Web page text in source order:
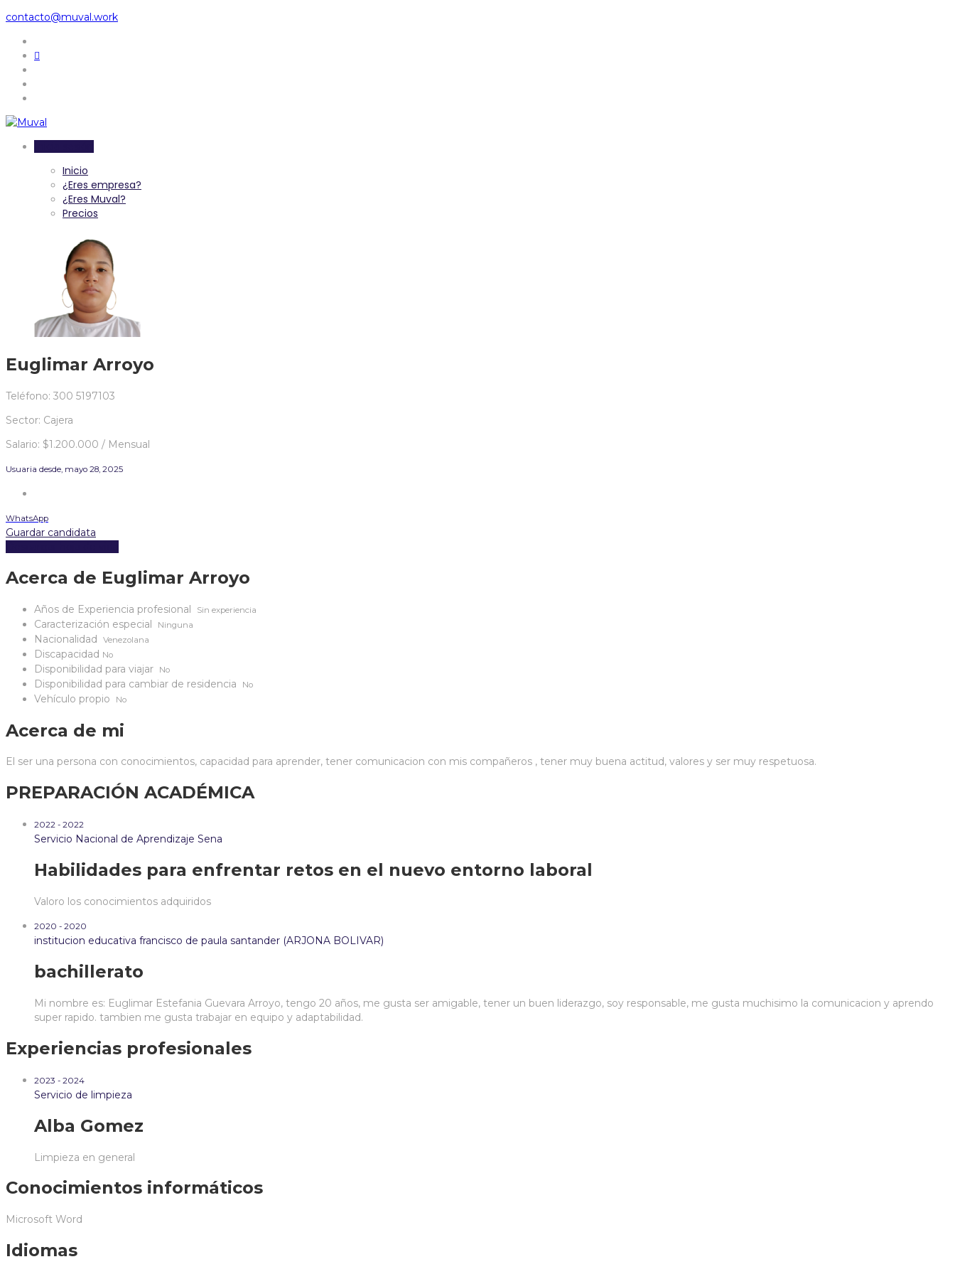
contacto@muval.work
Inicio
¿Eres empresa?
¿Eres Muval?
Precios
Euglimar Arroyo
Teléfono: 300 5197103
Sector: Cajera
Salario: $1.200.000 / Mensual
Usuaria desde, mayo 28, 2025
WhatsApp
Guardar candidata
Acerca de Euglimar Arroyo
Años de Experiencia profesional Sin experiencia
Caracterización especial Ninguna
Nacionalidad Venezolana
Discapacidad No
Disponibilidad para viajar No
Disponibilidad para cambiar de residencia No
Vehículo propio No
Acerca de mi
El ser una persona con conocimientos, capacidad para aprender, tener comunicacion con mis compañeros , tener muy buena actitud, valores y ser muy respetuosa.
PREPARACIÓN ACADÉMICA
2022 - 2022
Servicio Nacional de Aprendizaje Sena
Habilidades para enfrentar retos en el nuevo entorno laboral
Valoro los conocimientos adquiridos
2020 - 2020
institucion educativa francisco de paula santander (ARJONA BOLIVAR)
bachillerato
Mi nombre es: Euglimar Estefania Guevara Arroyo, tengo 20 años, me gusta ser amigable, tener un buen liderazgo, soy responsable, me gusta muchisimo la comunicacion y aprendo
super rapido. tambien me gusta trabajar en equipo y adaptabilidad.
Experiencias profesionales
2023 - 2024
Servicio de limpieza
Alba Gomez
Limpieza en general
Conocimientos informáticos
Microsoft Word
Idiomas